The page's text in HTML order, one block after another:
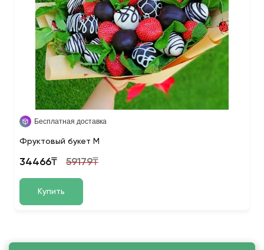
Бесплатная доставка
Фруктовый букет M
34466₸ 59179₸
Купить